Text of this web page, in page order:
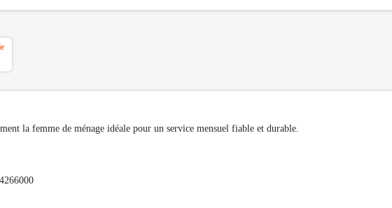
la femme de ménage idéale pour un service mensuel fiable et durable.